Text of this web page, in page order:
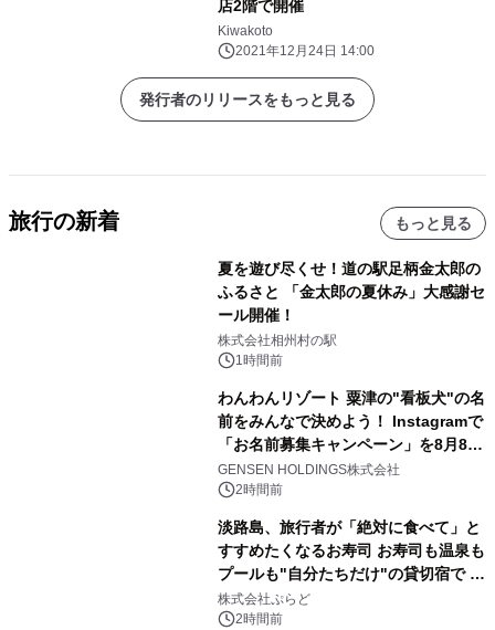
店2階で開催
Kiwakoto
2021年12月24日 14:00
発行者のリリースをもっと見る
旅行の新着 もっと見る
夏を遊び尽くせ！道の駅足柄金太郎の
ふるさと 「金太郎の夏休み」大感謝セ
ール開催！
株式会社相州村の駅
1時間前
わんわんリゾート 粟津の"看板犬"の名
前をみんなで決めよう！ Instagramで
「お名前募集キャンペーン」を8月8日
(土)より開催
GENSEN HOLDINGS株式会社
2時間前
淡路島、旅行者が「絶対に食べて」と
すすめたくなるお寿司 お寿司も温泉も
プールも"自分たちだけ"の貸切宿で 1
日1組限定「岩屋温泉 絵島別庭 海と
森」の握り寿司プラン
株式会社ぷらど
2時間前